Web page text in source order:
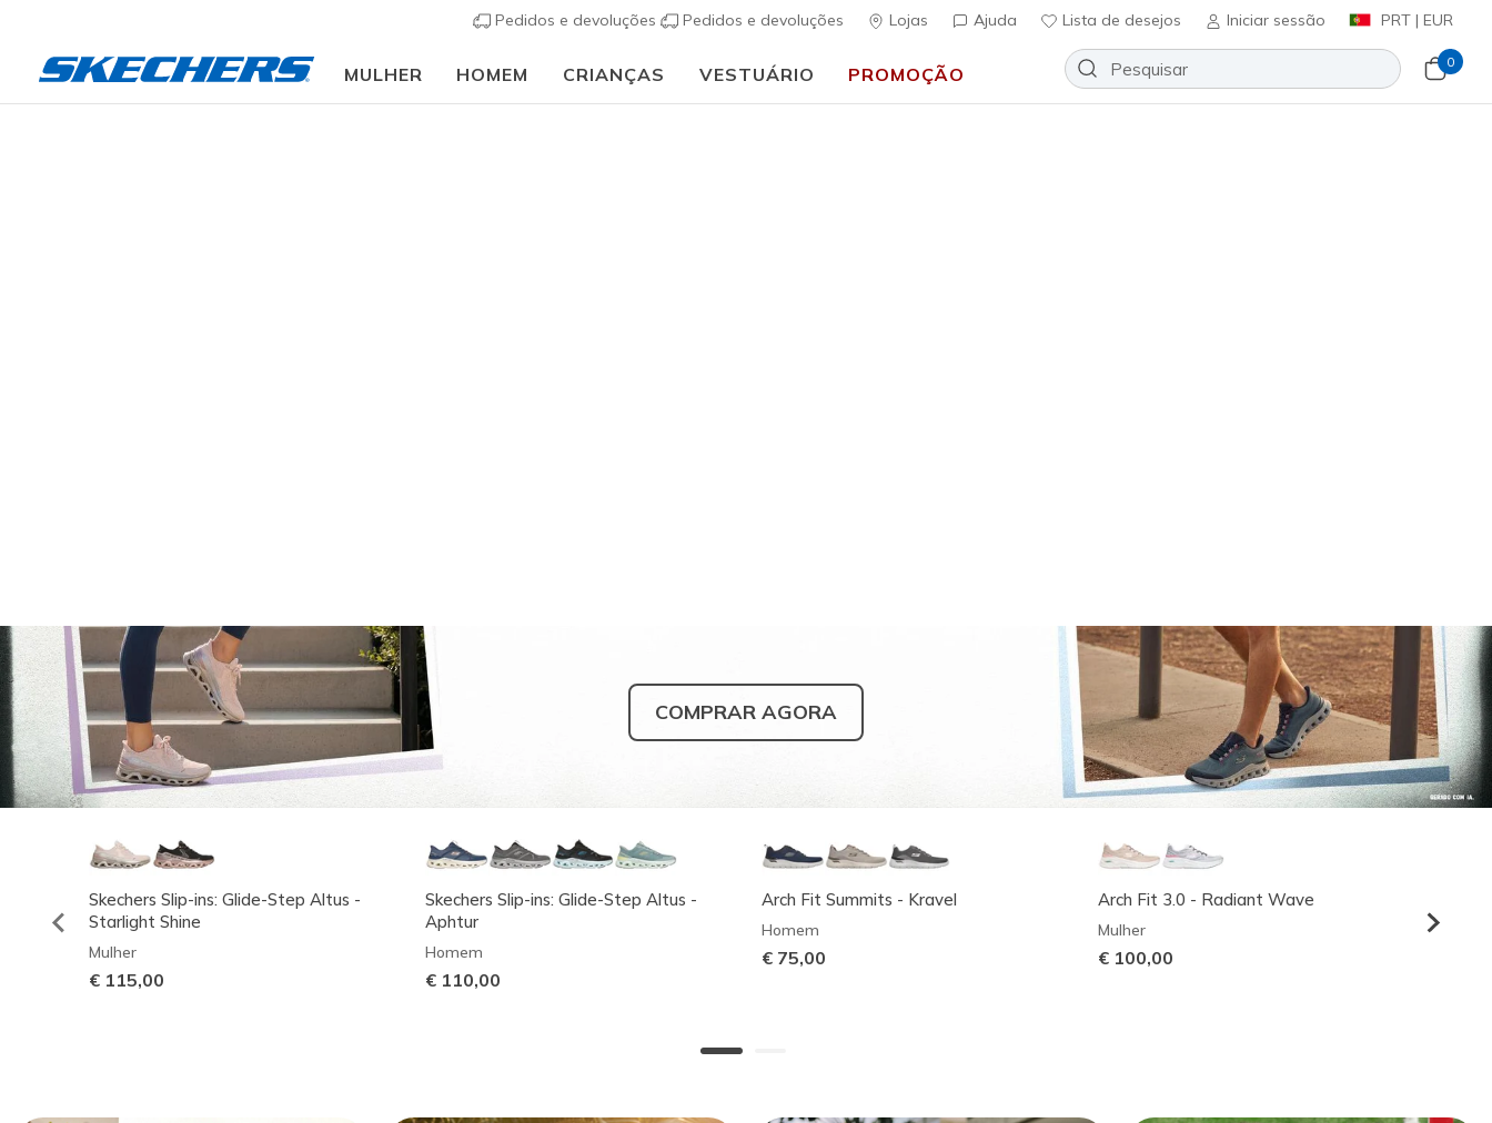
Pedidos e devoluções Pedidos e devoluções Lojas Ajuda Lista de desejos Iniciar sessão PRT | EUR
MULHER HOMEM CRIANÇAS VESTUÁRIO PROMOÇÃO
0
COMPRAR AGORA
Skechers Slip-ins: Glide-Step Altus -
Starlight Shine
Mulher
€ 115,00
Skechers Slip-ins: Glide-Step Altus -
Aphtur
Homem
€ 110,00
Arch Fit Summits - Kravel
Homem
€ 75,00
Arch Fit 3.0 - Radiant Wave
Mulher
€ 100,00
Homem